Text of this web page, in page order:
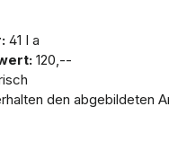
41 I a
120,--
den abgebildeten